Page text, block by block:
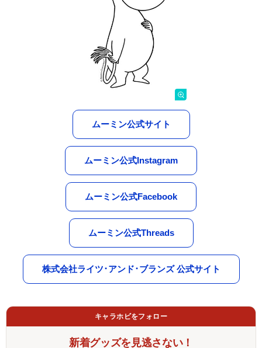
ムーミン公式サイト
ムーミン公式Instagram
ムーミン公式Facebook
ムーミン公式Threads
株式会社ライツ･アンド･ブランズ 公式サイト
キャラホビをフォロー
新着グッズを見逃さない！